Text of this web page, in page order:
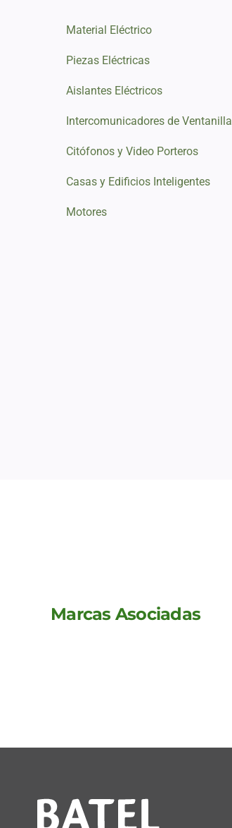
Material Eléctrico
Piezas Eléctricas
Aislantes Eléctricos
Intercomunicadores de Ventanilla
Citófonos y Video Porteros
Casas y Edificios Inteligentes
Motores
Marcas Asociadas